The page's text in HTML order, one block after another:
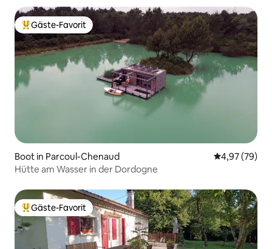
Beliebter Gäste-Favorit.
Gäste-Favorit
Boot in Parcoul-Chenaud
4,97 (79)
Hütte am Wasser in der Dordogne
Beliebter Gäste-Favorit.
Gäste-Favorit